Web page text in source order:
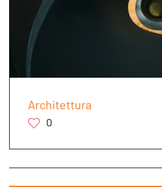
Architettura
0